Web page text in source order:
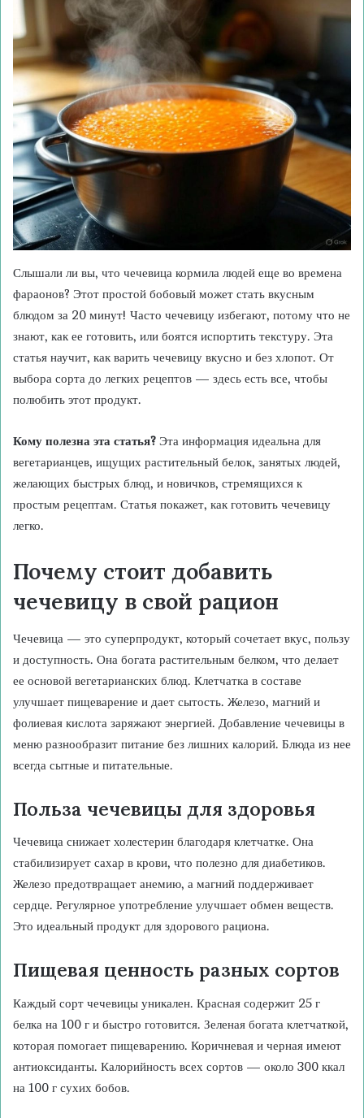
Слышали ли вы, что чечевица кормила людей еще во времена
фараонов? Этот простой бобовый может стать вкусным
блюдом за 20 минут! Часто чечевицу избегают, потому что не
знают, как ее готовить, или боятся испортить текстуру. Эта
статья научит, как варить чечевицу вкусно и без хлопот. От
выбора сорта до легких рецептов — здесь есть все, чтобы
полюбить этот продукт.
Кому полезна эта статья? Эта информация идеальна для
вегетарианцев, ищущих растительный белок, занятых людей,
желающих быстрых блюд, и новичков, стремящихся к
простым рецептам. Статья покажет, как готовить чечевицу
легко.
Почему стоит добавить
чечевицу в свой рацион
Чечевица — это суперпродукт, который сочетает вкус, пользу
и доступность. Она богата растительным белком, что делает
ее основой вегетарианских блюд. Клетчатка в составе
улучшает пищеварение и дает сытость. Железо, магний и
фолиевая кислота заряжают энергией. Добавление чечевицы в
меню разнообразит питание без лишних калорий. Блюда из нее
всегда сытные и питательные.
Польза чечевицы для здоровья
Чечевица снижает холестерин благодаря клетчатке. Она
стабилизирует сахар в крови, что полезно для диабетиков.
Железо предотвращает анемию, а магний поддерживает
сердце. Регулярное употребление улучшает обмен веществ.
Это идеальный продукт для здорового рациона.
Пищевая ценность разных сортов
Каждый сорт чечевицы уникален. Красная содержит 25 г
белка на 100 г и быстро готовится. Зеленая богата клетчаткой,
которая помогает пищеварению. Коричневая и черная имеют
антиоксиданты. Калорийность всех сортов — около 300 ккал
на 100 г сухих бобов.